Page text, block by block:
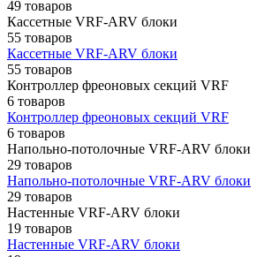
49 товаров
Кассетные VRF-ARV блоки
55 товаров
Кассетные VRF-ARV блоки
55 товаров
Контроллер фреоновых секций VRF
6 товаров
Контроллер фреоновых секций VRF
6 товаров
Напольно-потолочные VRF-ARV блоки
29 товаров
Напольно-потолочные VRF-ARV блоки
29 товаров
Настенные VRF-ARV блоки
19 товаров
Настенные VRF-ARV блоки